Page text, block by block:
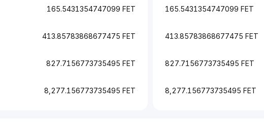
165.5431354747099 FET
413.85783868677475 FET
827.7156773735495 FET
8,277.156773735495 FET
165.5431354747099 FET
413.85783868677475 FET
827.7156773735495 FET
8,277.156773735495 FET